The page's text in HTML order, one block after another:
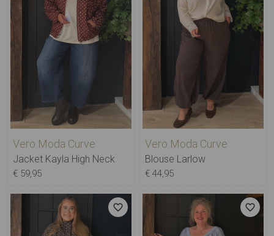
Vero Moda Curve
Jacket Kayla High Neck
€ 59,95
Vero Moda Curve
Blouse Larlow
€ 44,95